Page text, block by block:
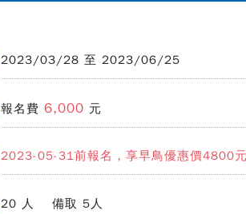
2023/03/28 至 2023/06/25
報名費 6,000 元
2023-05-31前報名，享早鳥優惠價4800
20 人 備取 5人